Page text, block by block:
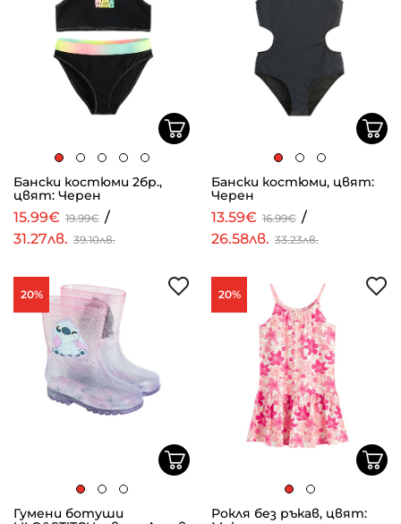
Бански костюми 2бр.,
цвят: Черен
15.99€ 19.99€ /
31.27лв. 39.10лв.
Бански костюми, цвят:
Черен
13.59€ 16.99€ /
26.58лв. 33.23лв.
20%
Гумени ботуши
20%
Рокля без ръкав, цвят: